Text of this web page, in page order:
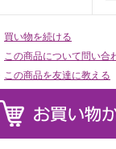
買い物を続ける
この商品について問い合
この商品を友達に教える